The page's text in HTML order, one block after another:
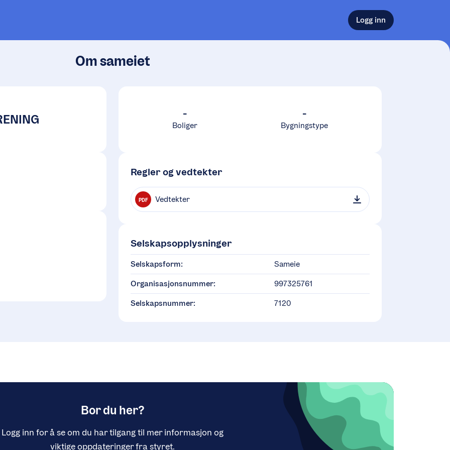
Logg inn
Om sameiet
-
Boliger
-
Bygningstype
Regler og vedtekter
PDF Vedtekter
Selskapsopplysninger
Selskapsform: Sameie
Organisasjonsnummer: 997325761
Selskapsnummer: 7120
Bor du her?
Logg inn for å se om du har tilgang til mer informasjon og
viktige oppdateringer fra styret.